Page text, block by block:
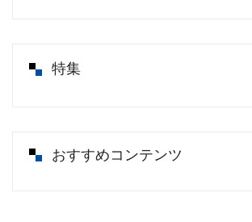
特集
おすすめコンテンツ